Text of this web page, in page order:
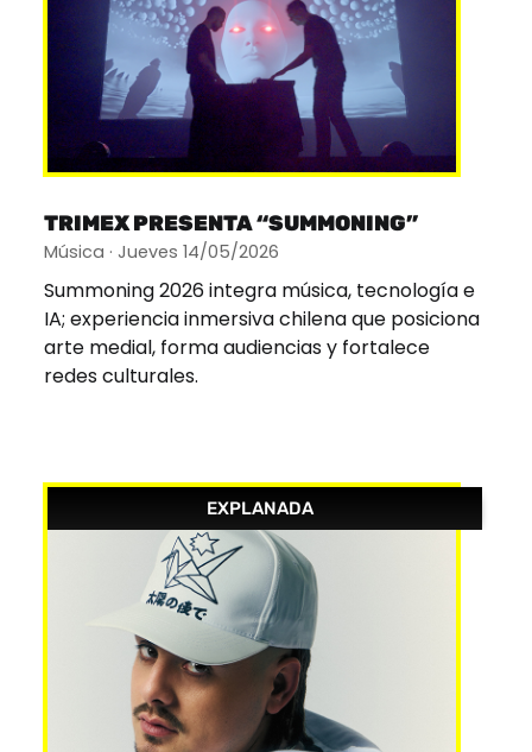
TRIMEX PRESENTA “SUMMONING”
Música · Jueves 14/05/2026
Summoning 2026 integra música, tecnología e
IA; experiencia inmersiva chilena que posiciona
arte medial, forma audiencias y fortalece
redes culturales.
EXPLANADA